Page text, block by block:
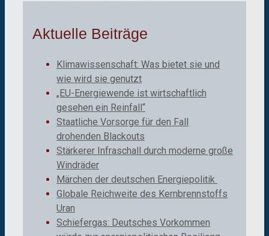
Aktuelle Beiträge
Klimawissenschaft: Was bietet sie und
wie wird sie genutzt
„EU-Energiewende ist wirtschaftlich
gesehen ein Reinfall“
Staatliche Vorsorge für den Fall
drohenden Blackouts
Stärkerer Infraschall durch moderne große
Windräder
Märchen der deutschen Energiepolitik
Globale Reichweite des Kernbrennstoffs
Uran
Schiefergas: Deutsches Vorkommen